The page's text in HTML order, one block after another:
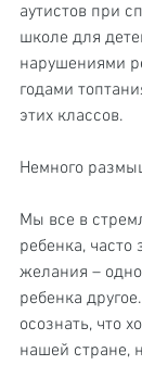
аутистов при
школе для
нарушениями
годами
этих классов.
Немного
Мы все в
ребенка,
желания –
ребенка
осознать, что
нашей стране,